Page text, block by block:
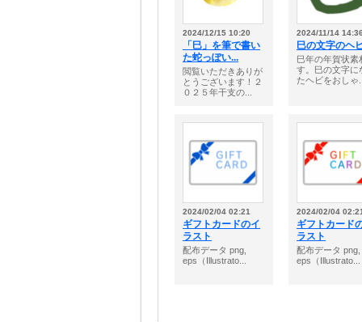
2024/12/15 10:20
「巳」を筆で書い
た蛇っぽい...
閲覧いただきありが
とうございます！２
０２５年干支の...
2024/11/14
巳の文字のヘ
巳年の年賀状素
す。巳の文字に
たヘビをおしゃ
2024/02/04 02:21
ギフトカードのイ
ラスト
配布データ png,
eps（Illustrato...
2024/02/04
ギフトカード
ラスト
配布データ png,
eps（Illustrato...